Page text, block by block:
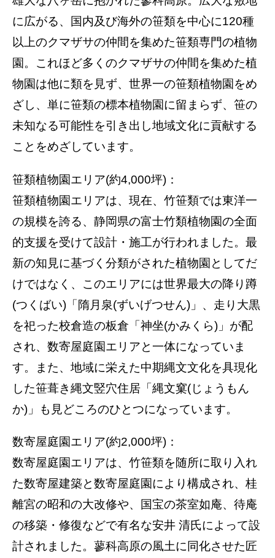
に広がる、国内及び海外の笹類を中心に120種
以上のクマザサの仲間を集めた笹類専門の植物
園。これほど多くのクマザサの仲間を集めた植
物園は他に類を見ず、世界一の笹類植物園をめ
ざし、単に笹類の標本植物園に留まらず、笹の
未知なる可能性を引き出し地域文化に貢献する
ことをめざしています。
笹類植物園エリア(約4,000坪)：
笹類植物園エリアは、現在、竹笹類では東洋一
の規模を誇る、静岡県の富士竹類植物園の全面
的支援を受けて設計・施工が行われました。最
新の知見に基づく分類がされた植物園としてだ
けではなく、このエリアには世界最大の降り蹲
(つくばい)「隋月泉(ずいげつせん)」、走り大黒
を祀った校倉造の板倉「神坐(かみくら)」が配
され、数寄屋庭園エリアと一体になっていま
す。また、地域に栄えた中期縄文文化を具現化
した笹葺き縄文竪穴住居「縄文窠(じょうもん
か)」も見どころのひとつになっています。
数寄屋庭園エリア(約2,000坪)：
数寄屋庭園エリアは、竹笹類を随所に取り入れ
た数寄屋建築と数寄屋庭園により構成され、桂
離宮の昭和の大改修や、国宝の茶室如庵、待庵
の移築・修復などで有名な安井 清氏によって設
計されました。蓼科高原の風土に同化させた匠